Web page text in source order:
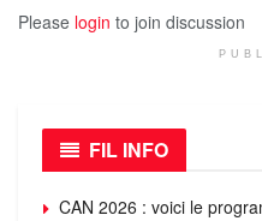
Please login to join discussion
FIL INFO
CAN 2026 : voici le